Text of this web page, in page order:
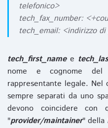
telefonico>
tech_fax_number:
tech_email: <indirizzo
tech_first_namee
nome e cognome del
rappresentante legale.
sempre separati da uno
devono coincidere con
"provider/maintainer" della